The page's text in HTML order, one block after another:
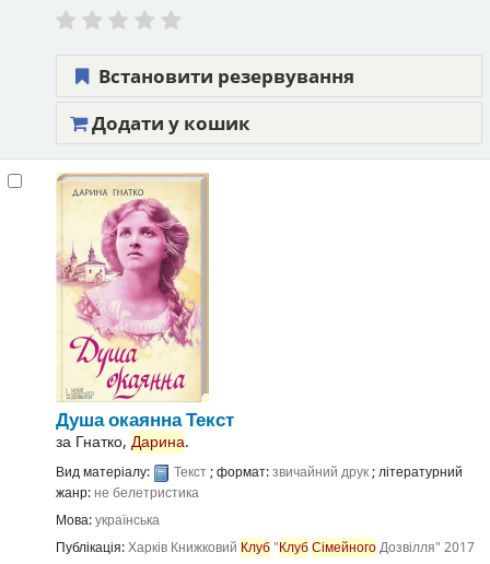
Встановити резервування
Додати у кошик
Душа окаяннаТекст
за Гнатко, Дарина.
Вид матеріалу: Текст; формат:звичайний друк; літературний
жанр:не белетристика
Мова:українська
Публікація:Харків Книжковий Клуб"КлубСімейногоДозвілля" 2017